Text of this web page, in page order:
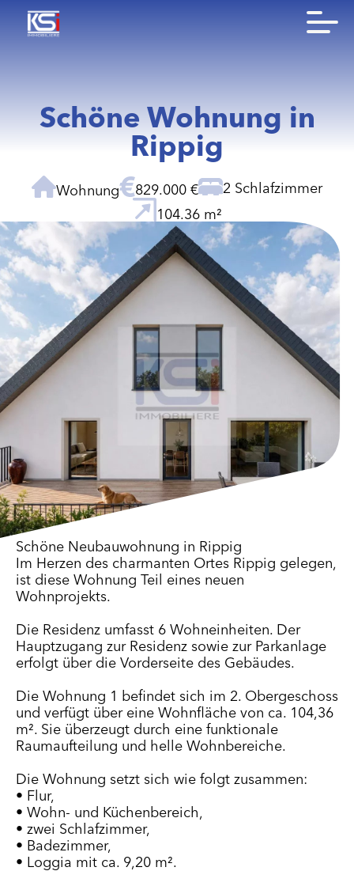
Schöne Wohnung in
Rippig
Wohnung 829.000 €
2 Schlafzimmer
104.36 m²
Schöne Neubauwohnung in Rippig
Im Herzen des charmanten Ortes Rippig gelegen,
ist diese Wohnung Teil eines neuen
Wohnprojekts.
Die Residenz umfasst 6 Wohneinheiten. Der
Hauptzugang zur Residenz sowie zur Parkanlage
erfolgt über die Vorderseite des Gebäudes.
Die Wohnung 1 befindet sich im 2. Obergeschoss
und verfügt über eine Wohnfläche von ca. 104,36
m². Sie überzeugt durch eine funktionale
Raumaufteilung und helle Wohnbereiche.
Die Wohnung setzt sich wie folgt zusammen:
• Flur,
• Wohn- und Küchenbereich,
• zwei Schlafzimmer,
• Badezimmer,
• Loggia mit ca. 9,20 m².